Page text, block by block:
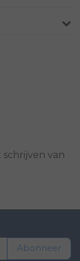
van
Abonneer